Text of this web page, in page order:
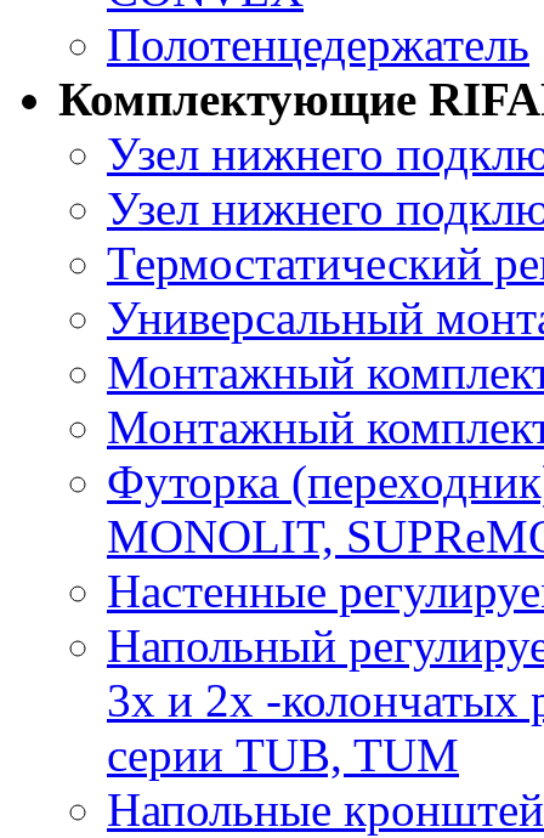
Полотенцедержатель
Комплектующие
Узел нижнего
Узел нижнего
Термостатический
Универсальный
Монтажный
Монтажный
Футорка
MONOLIT,
Настенные
Напольный
3x и 2х -колончатых
серии TUB, TUM
Напольные